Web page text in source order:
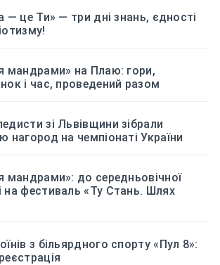
— це Ти» — три дні знань, єдності
мандрами» на Плаю: гори,
і час, проведений разом
зі Львівщини зібрали
нагород на чемпіонаті України
мандрами»: до середньовічної
на фестиваль «Ту Стань. Шлях
з більярдного спорту «Пул 8»: